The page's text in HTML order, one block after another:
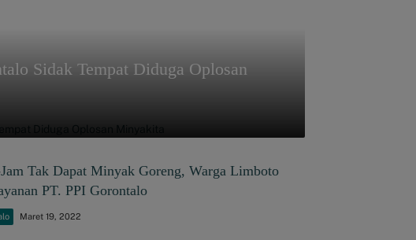
Sidak Tempat Diduga Oplosan
Tak Dapat Minyak Goreng, Warga Limboto
PT. PPI Gorontalo
Maret 19, 2022